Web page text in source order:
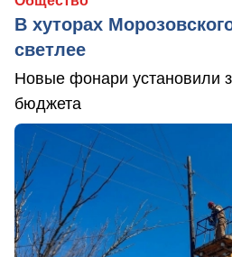
В хуторах
светлее
Новые фонари установили
бюджета